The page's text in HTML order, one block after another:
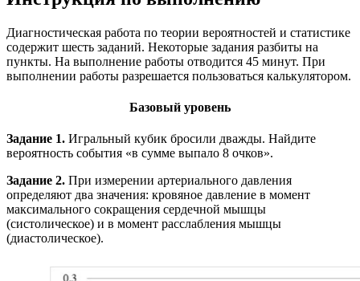
Диагностическая работа по теории вероятностей и статистике
содержит шесть заданий. Некоторые задания разбиты на
пункты. На выполнение работы отводится 45 минут. При
выполнении работы разрешается пользоваться калькулятором.
Базовый уровень
Задание 1. Игральный кубик бросили дважды. Найдите
вероятность события «в сумме выпало 8 очков».
Задание 2. При измерении артериального давления
определяют два значения: кровяное давление в момент
максимального сокращения сердечной мышцы
(систолическое) и в момент расслабления мышцы
(диастолическое).